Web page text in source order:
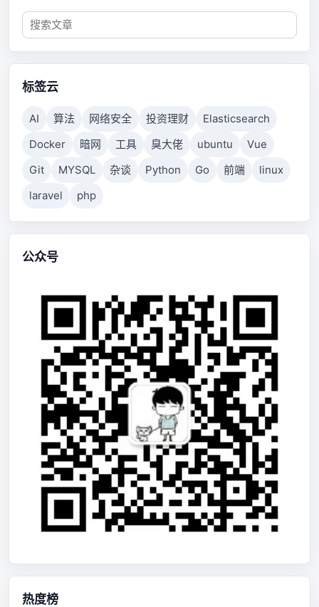
标签云
AI 算法 网络安全 投资理财
Elasticsearch
Docker
暗网 工具 臭大佬 ubuntu
Vue
Git
MYSQL 杂谈 Python Go 前端
linux
laravel
php
公众号
热度榜